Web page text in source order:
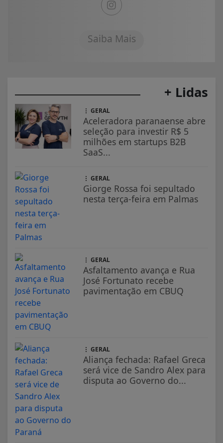
Saiba Mais
+ Lidas
GERAL
Aceleradora paranaense abre
seleção para investir R$ 5
milhões em startups B2B
SaaS...
GERAL
Giorge Rossa foi sepultado
nesta terça-feira em Palmas
GERAL
Asfaltamento avança e Rua
José Fortunato recebe
pavimentação em CBUQ
GERAL
Aliança fechada: Rafael Greca
será vice de Sandro Alex para
disputa ao Governo do...